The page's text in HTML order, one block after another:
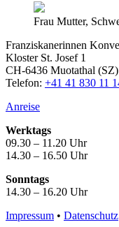
Frau Mutter,
Franziskanerinnen
Kloster St. Josef 1
CH-6436 Muotathal (SZ)
Telefon: +41 41 830 11
Anreise
Werktags
09.30 – 11.20 Uhr
14.30 – 16.50 Uhr
Sonntags
14.30 – 16.20 Uhr
Impressum • Datenschutz